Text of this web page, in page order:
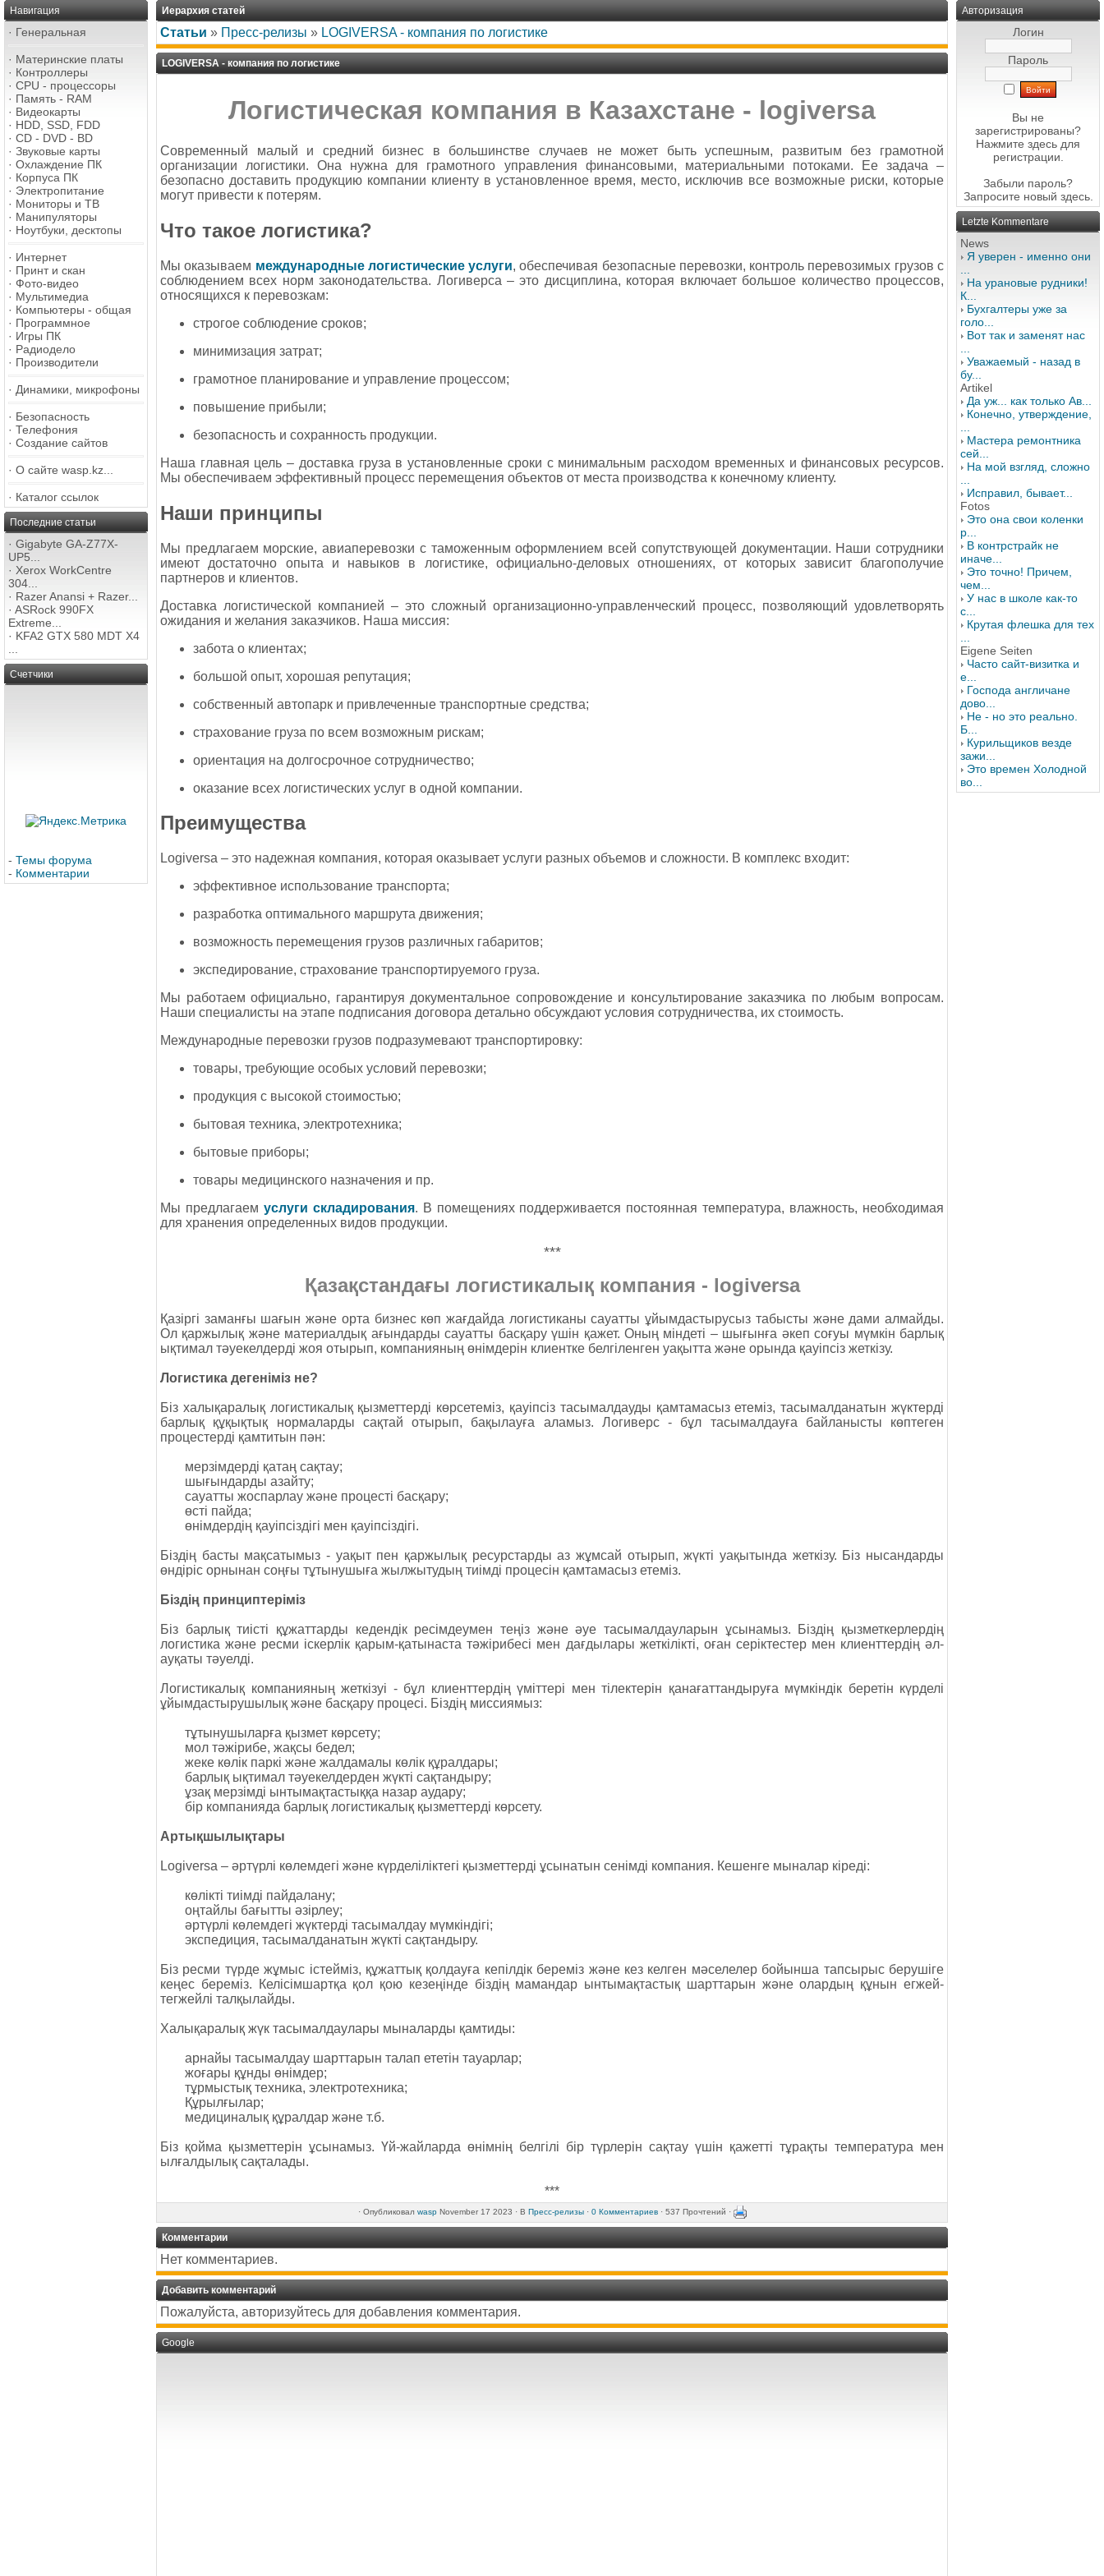
Навигация
· Генеральная
· Материнские платы
· Контроллеры
· CPU - процессоры
· Память - RAM
· Видеокарты
· HDD, SSD, FDD
· CD - DVD - BD
· Звуковые карты
· Охлаждение ПК
· Корпуса ПК
· Электропитание
· Мониторы и ТВ
· Манипуляторы
· Ноутбуки, десктопы
· Интернет
· Принт и скан
· Фото-видео
· Мультимедиа
· Компьютеры - общая
· Программное
· Игры ПК
· Радиодело
· Производители
· Динамики, микрофоны
· Безопасность
· Телефония
· Создание сайтов
· О сайте wasp.kz...
· Каталог ссылок
Последние статьи
· Gigabyte GA-Z77X-
UP5...
· Xerox WorkCentre
304...
· Razer Anansi + Razer...
· ASRock 990FX
Extreme...
· KFA2 GTX 580 MDT X4
Счетчики
- Темы форума
- Комментарии
Иерархия статей
Статьи » Пресс-релизы » LOGIVERSA - компания по логистике
LOGIVERSA - компания по логистике
Логистическая компания в Казахстане - logiversa
Современный малый и средний бизнес в большинстве случаев не может быть успешным, развитым без грамотной
организации логистики. Она нужна для грамотного управления финансовыми, материальными потоками. Ее задача –
безопасно доставить продукцию компании клиенту в установленное время, место, исключив все возможные риски, которые
могут привести к потерям.
Что такое логистика?
Мы оказываем международные логистические услуги, обеспечивая безопасные перевозки, контроль перевозимых грузов с
соблюдением всех норм законодательства. Логиверса – это дисциплина, которая включает большое количество процессов,
относящихся к перевозкам:
строгое соблюдение сроков;
минимизация затрат;
грамотное планирование и управление процессом;
повышение прибыли;
безопасность и сохранность продукции.
Наша главная цель – доставка груза в установленные сроки с минимальным расходом временных и финансовых ресурсов.
Мы обеспечиваем эффективный процесс перемещения объектов от места производства к конечному клиенту.
Наши принципы
Мы предлагаем морские, авиаперевозки с таможенным оформлением всей сопутствующей документации. Наши сотрудники
имеют достаточно опыта и навыков в логистике, официально-деловых отношениях, от которых зависит благополучие
партнеров и клиентов.
Доставка логистической компанией – это сложный организационно-управленческий процесс, позволяющий удовлетворять
ожидания и желания заказчиков. Наша миссия:
забота о клиентах;
большой опыт, хорошая репутация;
собственный автопарк и привлеченные транспортные средства;
страхование груза по всем возможным рискам;
ориентация на долгосрочное сотрудничество;
оказание всех логистических услуг в одной компании.
Преимущества
Logiversa – это надежная компания, которая оказывает услуги разных объемов и сложности. В комплекс входит:
эффективное использование транспорта;
разработка оптимального маршрута движения;
возможность перемещения грузов различных габаритов;
экспедирование, страхование транспортируемого груза.
Мы работаем официально, гарантируя документальное сопровождение и консультирование заказчика по любым вопросам.
Наши специалисты на этапе подписания договора детально обсуждают условия сотрудничества, их стоимость.
Международные перевозки грузов подразумевают транспортировку:
товары, требующие особых условий перевозки;
продукция с высокой стоимостью;
бытовая техника, электротехника;
бытовые приборы;
товары медицинского назначения и пр.
Мы предлагаем услуги складирования. В помещениях поддерживается постоянная температура, влажность, необходимая
для хранения определенных видов продукции.
***
Қазақстандағы логистикалық компания - logiversa
Қазіргі заманғы шағын және орта бизнес көп жағдайда логистиканы сауатты ұйымдастырусыз табысты және дами алмайды.
Ол қаржылық және материалдық ағындарды сауатты басқару үшін қажет. Оның міндеті – шығынға әкеп соғуы мүмкін барлық
ықтимал тәуекелдерді жоя отырып, компанияның өнімдерін клиентке белгіленген уақытта және орында қауіпсіз жеткізу.
Логистика дегеніміз не?
Біз халықаралық логистикалық қызметтерді көрсетеміз, қауіпсіз тасымалдауды қамтамасыз етеміз, тасымалданатын жүктерді
барлық құқықтық нормаларды сақтай отырып, бақылауға аламыз. Логиверс - бұл тасымалдауға байланысты көптеген
процестерді қамтитын пән:
мерзімдерді қатаң сақтау;
шығындарды азайту;
сауатты жоспарлау және процесті басқару;
өсті пайда;
өнімдердің қауіпсіздігі мен қауіпсіздігі.
Біздің басты мақсатымыз - уақыт пен қаржылық ресурстарды аз жұмсай отырып, жүкті уақытында жеткізу. Біз нысандарды
өндіріс орнынан соңғы тұтынушыға жылжытудың тиімді процесін қамтамасыз етеміз.
Біздің принциптеріміз
Біз барлық тиісті құжаттарды кедендік ресімдеумен теңіз және әуе тасымалдауларын ұсынамыз. Біздің қызметкерлердің
логистика және ресми іскерлік қарым-қатынаста тәжірибесі мен дағдылары жеткілікті, оған серіктестер мен клиенттердің әл-
ауқаты тәуелді.
Логистикалық компанияның жеткізуі - бұл клиенттердің үміттері мен тілектерін қанағаттандыруға мүмкіндік беретін күрделі
ұйымдастырушылық және басқару процесі. Біздің миссиямыз:
тұтынушыларға қызмет көрсету;
мол тәжірибе, жақсы бедел;
жеке көлік паркі және жалдамалы көлік құралдары;
барлық ықтимал тәуекелдерден жүкті сақтандыру;
ұзақ мерзімді ынтымақтастыққа назар аудару;
бір компанияда барлық логистикалық қызметтерді көрсету.
Артықшылықтары
Logiversa – әртүрлі көлемдегі және күрделіліктегі қызметтерді ұсынатын сенімді компания. Кешенге мыналар кіреді:
көлікті тиімді пайдалану;
оңтайлы бағытты әзірлеу;
әртүрлі көлемдегі жүктерді тасымалдау мүмкіндігі;
экспедиция, тасымалданатын жүкті сақтандыру.
Біз ресми түрде жұмыс істейміз, құжаттық қолдауға кепілдік береміз және кез келген мәселелер бойынша тапсырыс берушіге
кеңес береміз. Келісімшартқа қол қою кезеңінде біздің мамандар ынтымақтастық шарттарын және олардың құнын егжей-
тегжейлі талқылайды.
Халықаралық жүк тасымалдаулары мыналарды қамтиды:
арнайы тасымалдау шарттарын талап ететін тауарлар;
жоғары құнды өнімдер;
тұрмыстық техника, электротехника;
Құрылғылар;
медициналық құралдар және т.б.
Біз қойма қызметтерін ұсынамыз. Үй-жайларда өнімнің белгілі бір түрлерін сақтау үшін қажетті тұрақты температура мен
ылғалдылық сақталады.
***
· Опубликовал waspNovember 17 2023 · В Пресс-релизы· 0 Комментариев· 537 Прочтений ·
Комментарии
Нет комментариев.
Добавить комментарий
Пожалуйста, авторизуйтесь для добавления комментария.
Google
Авторизация
Логин
Пароль
Вы не
зарегистрированы?
Нажмите здесь для
регистрации.
Забыли пароль?
Запросите новый здесь.
Letzte Kommentare
News
Я уверен - именно они
На урановые рудники!
К...
Бухгалтеры уже за
голо...
Вот так и заменят нас
Уважаемый - назад в
бу...
Artikel
Да уж... как только Ав...
Конечно, утверждение,
Мастера ремонтника
сей...
На мой взгляд, сложно
Исправил, бывает...
Fotos
Это она свои коленки
р...
В контрстрайк не
иначе...
Это точно! Причем,
чем...
У нас в школе как-то
с...
Крутая флешка для тех
Eigene Seiten
Часто сайт-визитка и
е...
Господа англичане
дово...
Не - но это реально.
Б...
Курильщиков везде
зажи...
Это времен Холодной
во...